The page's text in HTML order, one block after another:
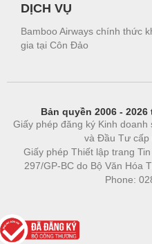
DỊCH VỤ
Bamboo Airways chính thức
gia tại Côn Đảo
Bản quyền 2006 -
Giấy phép đăng ký Kinh
và Đầu Tư cấp
Giấy phép Thiết lập trang
297/GP-BC do Bộ Văn Hóa
Phone: